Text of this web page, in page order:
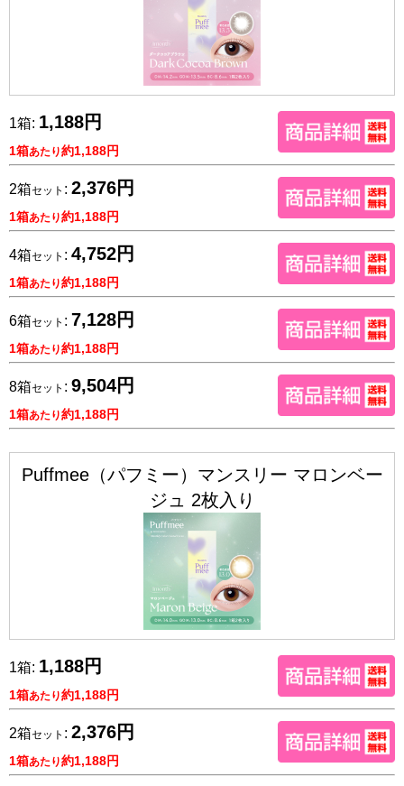
1箱: 1,188円
1箱あたり約1,188円
2箱セット : 2,376円
1箱あたり約1,188円
4箱セット : 4,752円
1箱あたり約1,188円
6箱セット : 7,128円
1箱あたり約1,188円
8箱セット : 9,504円
1箱あたり約1,188円
Puffmee（パフミー）マンスリー マロンベー
ジュ 2枚入り
1箱: 1,188円
1箱あたり約1,188円
2箱セット : 2,376円
1箱あたり約1,188円